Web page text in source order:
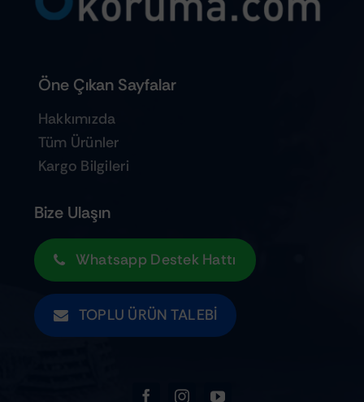
Öne Çıkan Sayfalar
Hakkımızda
Tüm Ürünler
Kargo Bilgileri
Bize Ulaşın
Whatsapp Destek Hattı
TOPLU ÜRÜN TALEBI